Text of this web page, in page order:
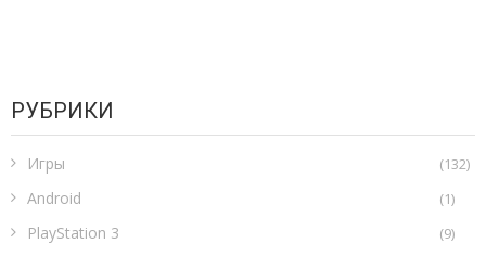
РУБРИКИ
Игры (132)
Android (1)
PlayStation 3 (9)